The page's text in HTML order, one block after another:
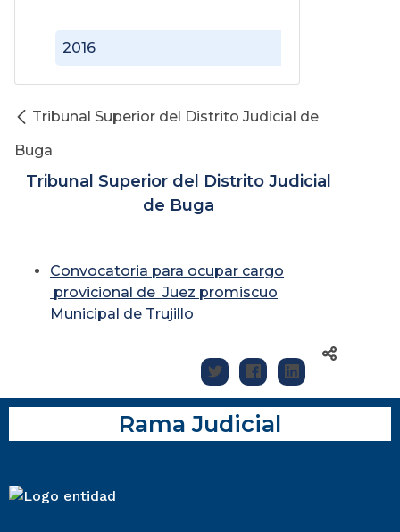
2016
Tribunal Superior del Distrito Judicial de
Buga
Tribunal Superior del Distrito Judicial
de Buga
Convocatoria para ocupar cargo
provicional de Juez promiscuo
Municipal de Trujillo
Rama Judicial